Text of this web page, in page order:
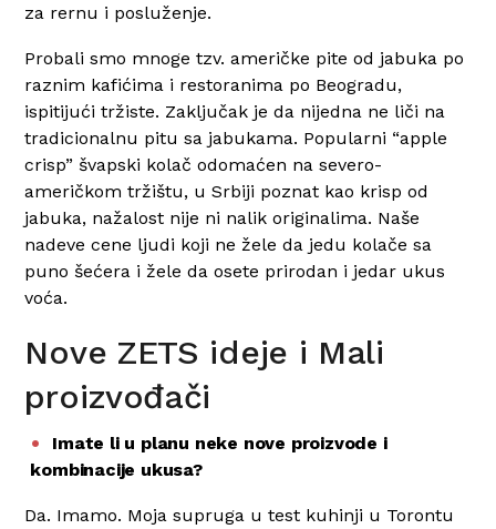
za rernu i posluženje.
Probali smo mnoge tzv. američke pite od jabuka po
raznim kafićima i restoranima po Beogradu,
ispitijući tržiste. Zaključak je da nijedna ne liči na
tradicionalnu pitu sa jabukama. Popularni “apple
crisp” švapski kolač odomaćen na severo-
američkom tržištu, u Srbiji poznat kao krisp od
jabuka, nažalost nije ni nalik originalima. Naše
nadeve cene ljudi koji ne žele da jedu kolače sa
puno šećera i žele da osete prirodan i jedar ukus
voća.
Nove ZETS ideje i Mali
proizvođači
Imate li u planu neke nove proizvode i
kombinacije ukusa?
Da. Imamo. Moja supruga u test kuhinji u Torontu